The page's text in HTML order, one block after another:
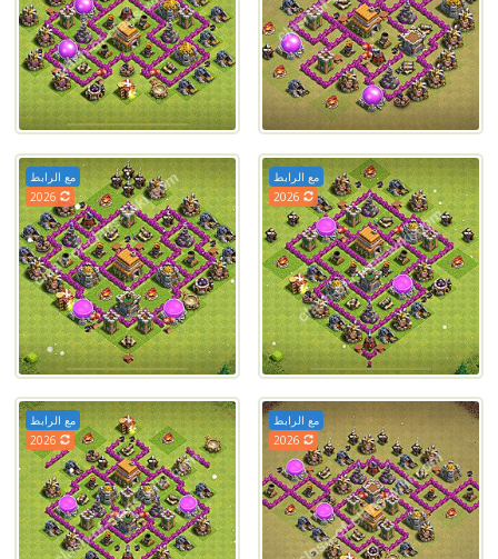
مع الرابط
2026
مع الرابط
مع الرابط
2026
مع الرابط